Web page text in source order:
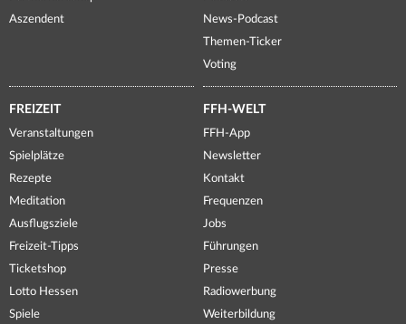
Aszendent
News-Podcast
Themen-Ticker
Voting
FREIZEIT
Veranstaltungen
Spielplätze
Rezepte
Meditation
Ausflugsziele
Freizeit-Tipps
Ticketshop
Lotto Hessen
Spiele
FFH-WELT
FFH-App
Newsletter
Kontakt
Frequenzen
Jobs
Führungen
Presse
Radiowerbung
Weiterbildung